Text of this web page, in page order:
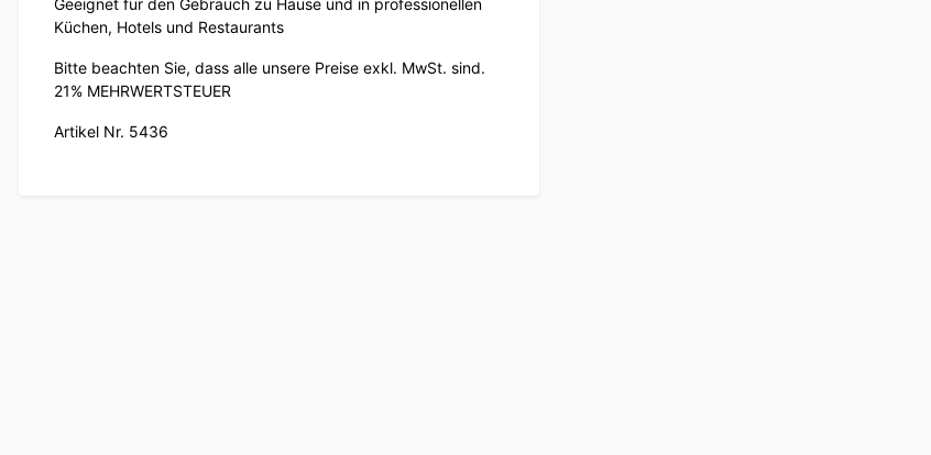
Küchen, Hotels und Restaurants
Bitte beachten Sie, dass alle unsere Preise exkl. MwSt. sind.
21% MEHRWERTSTEUER
Artikel Nr. 5436